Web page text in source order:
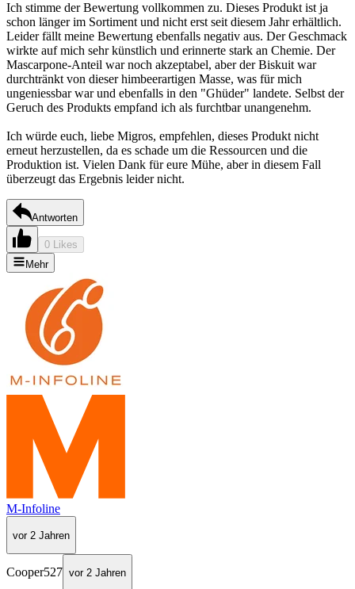
Ich stimme der Bewertung vollkommen zu. Dieses Produkt ist ja
schon länger im Sortiment und nicht erst seit diesem Jahr erhältlich.
Leider fällt meine Bewertung ebenfalls negativ aus. Der Geschmack
wirkte auf mich sehr künstlich und erinnerte stark an Chemie. Der
Mascarpone-Anteil war noch akzeptabel, aber der Biskuit war
durchtränkt von dieser himbeerartigen Masse, was für mich
ungeniessbar war und ebenfalls in den "Ghüder" landete. Selbst der
Geruch des Produkts empfand ich als furchtbar unangenehm.
Ich würde euch, liebe Migros, empfehlen, dieses Produkt nicht
erneut herzustellen, da es schade um die Ressourcen und die
Produktion ist. Vielen Dank für eure Mühe, aber in diesem Fall
überzeugt das Ergebnis leider nicht.
Antworten
0 Likes
Mehr
M-Infoline
vor 2 Jahren
Cooper527 vor 2 Jahren